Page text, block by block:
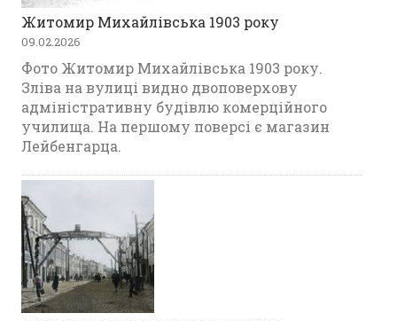
Житомир Михайлівська 1903 року
09.02.2026
Фото Житомир Михайлівська 1903 року.
Зліва на вулиці видно двоповерхову
адміністративну будівлю комерційного
училища. На першому поверсі є магазин
Лейбенгарца.